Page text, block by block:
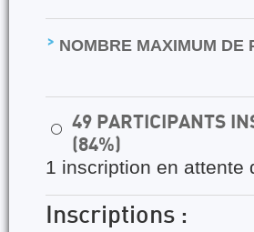
NOMBRE MAXIMUM DE
⚪
49 PARTICIPANTS
(84%)
1 inscription en attente
Inscriptions :